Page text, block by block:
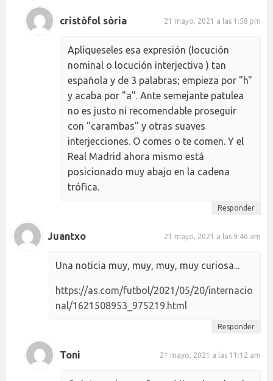
cristòfol sòria 21 mayo, 2021 a las 1:58 pm
Aplíqueseles esa expresión (locución
nominal o locución interjectiva ) tan
española y de 3 palabras; empieza por "h"
y acaba por "a". Ante semejante patulea
no es justo ni recomendable proseguir
con "carambas" y otras suaves
interjecciones. O comes o te comen. Y el
Real Madrid ahora mismo está
posicionado muy abajo en la cadena
trófica.
Responder
Juantxo 21 mayo, 2021 a las 9:46 am
Una noticia muy, muy, muy, muy curiosa...
https://as.com/futbol/2021/05/20/internacio
nal/1621508953_975219.html
Responder
Toni 21 mayo, 2021 a las 11:12 am